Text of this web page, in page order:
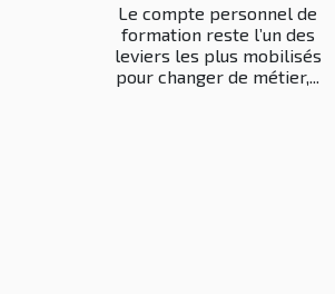
Le compte personnel de
formation reste l’un des
leviers les plus mobilisés
pour changer de métier,...